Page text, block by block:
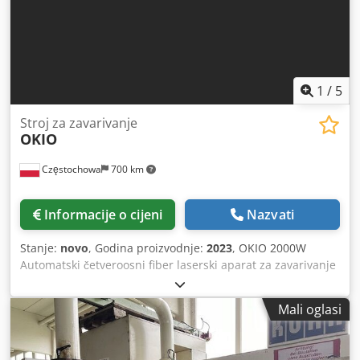
1 / 5
Częstochowa 700 km
Stroj za zavarivanje
OKIO
Informacije o cijeni Nazvati
Stanje: novo, Godina proizvodnje: 2023, OKIO 2000W
Automatski četveroosni fiber laserski aparat za zavarivanje
Snaga: 2 kW Zemlja porijekla: Kina Broj osi: 4 Radni hod na
X-osi: 500 mm Radni hod na Y-osi: 300 mm Radni hod na Z-
osi: 300 mm Dedpfx Aepq Nzaodrekr Dimenzije radnog
stola: 350 mm × 450 mm Brzina pomaka: Y-os: 10 m/min X-
os: 10 m/min Z-os: 5 m/min Preciznost pozicioniranja:
Mali oglasi